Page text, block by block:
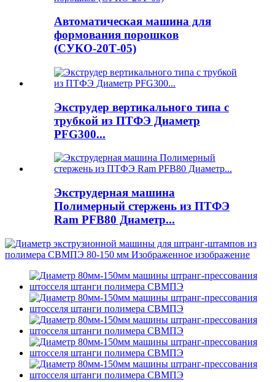
Автоматическая машина для
формования порошков
(СУКО-20Т-05)
Экструдер вертикального типа с
трубкой из ПТФЭ Диаметр
PFG300...
Экструдерная машина
Полимерный стержень из ПТФЭ
Ram PFB80 Диаметр...